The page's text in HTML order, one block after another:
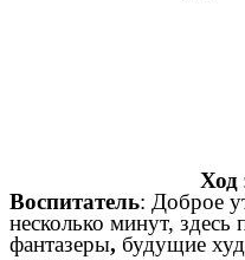
Ход
Воспитатель: Доброе
несколько минут,
фантазеры, будущие